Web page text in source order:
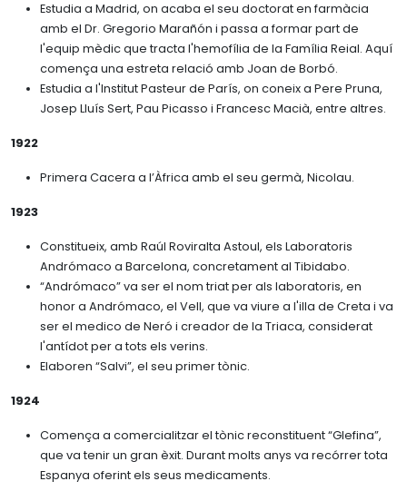
Estudia a Madrid, on acaba el seu doctorat en farmàcia
amb el Dr. Gregorio Marañón i passa a formar part de
l'equip mèdic que tracta l'hemofília de la Família Reial. Aquí
comença una estreta relació amb Joan de Borbó.
Estudia a l'Institut Pasteur de París, on coneix a Pere Pruna,
Josep Lluís Sert, Pau Picasso i Francesc Macià, entre altres.
1922
Primera Cacera a l’Àfrica amb el seu germà, Nicolau.
1923
Constitueix, amb Raúl Roviralta Astoul, els Laboratoris
Andrómaco a Barcelona, concretament al Tibidabo.
“Andrómaco” va ser el nom triat per als laboratoris, en
honor a Andrómaco, el Vell, que va viure a l'illa de Creta i va
ser el medico de Neró i creador de la Triaca, considerat
l'antídot per a tots els verins.
Elaboren “Salvi”, el seu primer tònic.
1924
Comença a comercialitzar el tònic reconstituent “Glefina”,
que va tenir un gran èxit. Durant molts anys va recórrer tota
Espanya oferint els seus medicaments.